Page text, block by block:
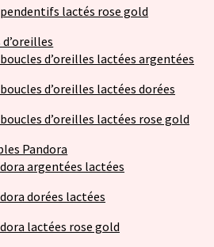
pendentifs lactés rose gold
d’oreilles lactées argentées
d’oreilles lactées dorées
d’oreilles lactées rose gold
Pandora
argentées lactées
dorées lactées
lactées rose gold